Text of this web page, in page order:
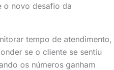
o novo desafio da
tempo de atendimento,
se o cliente se sentiu
os números ganham